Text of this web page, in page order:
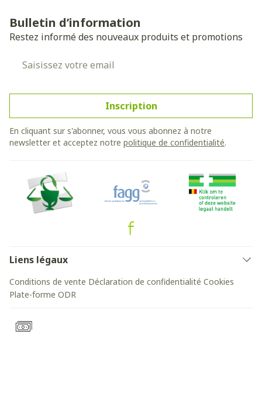
Bulletin d’information
Restez informé des nouveaux produits et promotions
Inscription
En cliquant sur s'abonner, vous vous abonnez à notre
newsletter et acceptez notre politique de confidentialité.
Liens légaux
Conditions de vente Déclaration de confidentialité Cookies
Plate-forme ODR